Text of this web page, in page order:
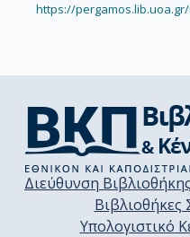
https://
Διεύθυνση
Υπολογιστικό